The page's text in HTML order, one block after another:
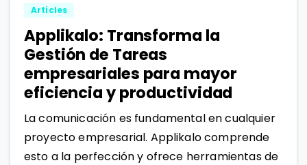
Articles
Applikalo: Transforma la
Gestión de Tareas
empresariales para mayor
eficiencia y productividad
La comunicación es fundamental en cualquier
proyecto empresarial. Applikalo comprende
esto a la perfección y ofrece herramientas de